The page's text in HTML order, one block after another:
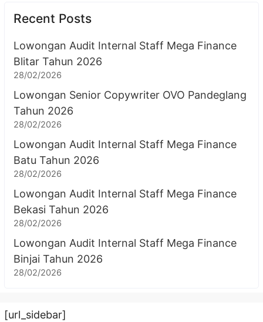
Recent Posts
Lowongan Audit Internal Staff Mega Finance
Blitar Tahun 2026
28/02/2026
Lowongan Senior Copywriter OVO Pandeglang
Tahun 2026
28/02/2026
Lowongan Audit Internal Staff Mega Finance
Batu Tahun 2026
28/02/2026
Lowongan Audit Internal Staff Mega Finance
Bekasi Tahun 2026
28/02/2026
Lowongan Audit Internal Staff Mega Finance
Binjai Tahun 2026
28/02/2026
[url_sidebar]